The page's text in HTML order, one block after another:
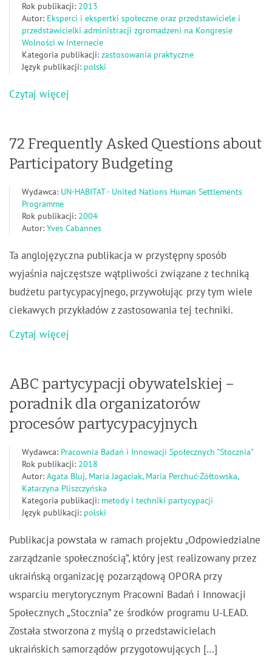
Rok publikacji: 2013
Autor: Eksperci i ekspertki społeczne oraz przedstawiciele i
przedstawicielki administracji zgromadzeni na Kongresie
Wolności w Internecie
Kategoria publikacji: zastosowania praktyczne
Język publikacji: polski
Czytaj więcej
72 Frequently Asked Questions about
Participatory Budgeting
Wydawca: UN-HABITAT - United Nations Human Settlements
Programme
Rok publikacji: 2004
Autor: Yves Cabannes
Ta anglojęzyczna publikacja w przystępny sposób
wyjaśnia najczęstsze wątpliwości związane z techniką
budżetu partycypacyjnego, przywołując przy tym wiele
ciekawych przykładów z zastosowania tej techniki.
Czytaj więcej
ABC partycypacji obywatelskiej –
poradnik dla organizatorów
procesów partycypacyjnych
Wydawca: Pracownia Badań i Innowacji Społecznych "Stocznia"
Rok publikacji: 2018
Autor: Agata Bluj, Maria Jagaciak, Maria Perchuć-Żółtowska,
Katarzyna Pliszczyńska
Kategoria publikacji: metody i techniki partycypacji
Język publikacji: polski
Publikacja powstała w ramach projektu „Odpowiedzialne
zarządzanie społecznością”, który jest realizowany przez
ukraińską organizację pozarządową OPORA przy
wsparciu merytorycznym Pracowni Badań i Innowacji
Społecznych „Stocznia” ze środków programu U-LEAD.
Została stworzona z myślą o przedstawicielach
ukraińskich samorządów przygotowujących […]